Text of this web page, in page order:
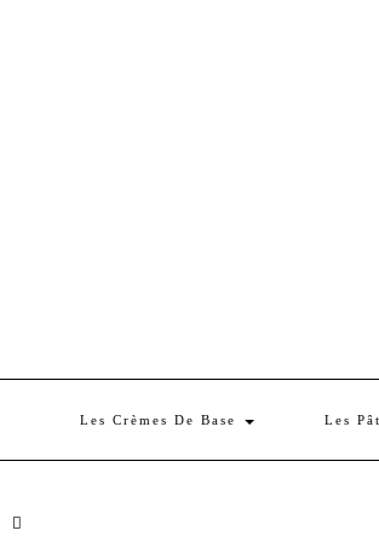
Les Crèmes De Base Les